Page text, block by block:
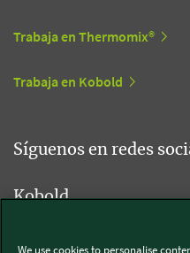
Trabaja en Thermomix®
Trabaja en Kobold
Síguenos en redes
Kobold
We use cookies to personalise